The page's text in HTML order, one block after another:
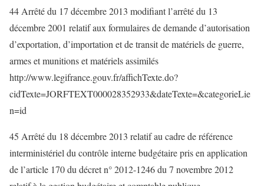
44 Arrêté du 17 décembre 2013 modifiant l’arrêté du 13
décembre 2001 relatif aux formulaires de demande d’autorisation
d’exportation, d’importation et de transit de matériels de guerre,
armes et munitions et matériels assimilés
http://www.legifrance.gouv.fr/affichTexte.do?
cidTexte=JORFTEXT000028352933&dateTexte=&categorieLie
n=id
45 Arrêté du 18 décembre 2013 relatif au cadre de référence
interministériel du contrôle interne budgétaire pris en application
de l’article 170 du décret n° 2012-1246 du 7 novembre 2012